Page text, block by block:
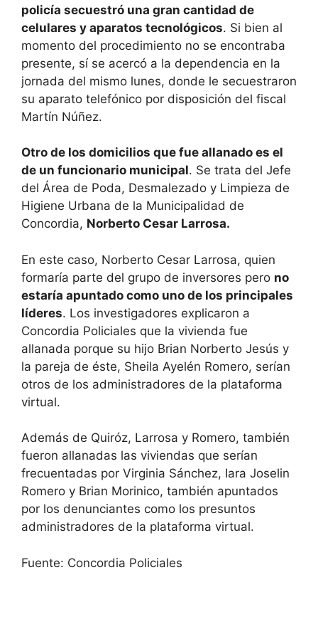
policía secuestró una gran cantidad de
celulares y aparatos tecnológicos. Si bien al
momento del procedimiento no se encontraba
presente, sí se acercó a la dependencia en la
jornada del mismo lunes, donde le secuestraron
su aparato telefónico por disposición del fiscal
Martín Núñez.
Otro de los domicilios que fue allanado es el
de un funcionario municipal. Se trata del Jefe
del Área de Poda, Desmalezado y Limpieza de
Higiene Urbana de la Municipalidad de
Concordia, Norberto Cesar Larrosa.
En este caso, Norberto Cesar Larrosa, quien
formaría parte del grupo de inversores pero no
estaría apuntado como uno de los principales
líderes. Los investigadores explicaron a
Concordia Policiales que la vivienda fue
allanada porque su hijo Brian Norberto Jesús y
la pareja de éste, Sheila Ayelén Romero, serían
otros de los administradores de la plataforma
virtual.
Además de Quiróz, Larrosa y Romero, también
fueron allanadas las viviendas que serían
frecuentadas por Virginia Sánchez, Iara Joselin
Romero y Brian Morinico, también apuntados
por los denunciantes como los presuntos
administradores de la plataforma virtual.
Fuente: Concordia Policiales